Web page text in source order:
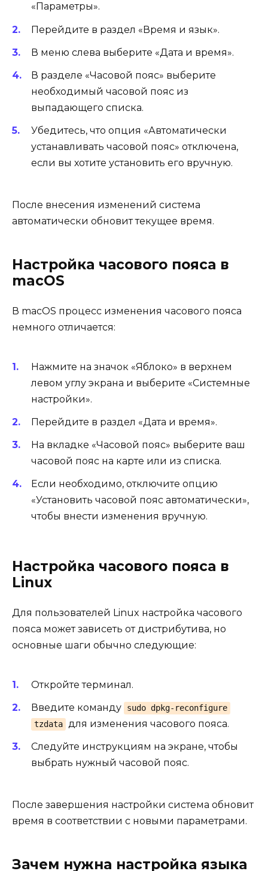
«Параметры».
Перейдите в раздел «Время и язык».
В меню слева выберите «Дата и время».
В разделе «Часовой пояс» выберите
необходимый часовой пояс из
выпадающего списка.
Убедитесь, что опция «Автоматически
устанавливать часовой пояс» отключена,
если вы хотите установить его вручную.
После внесения изменений система
автоматически обновит текущее время.
Настройка часового пояса в
macOS
В macOS процесс изменения часового пояса
немного отличается:
Нажмите на значок «Яблоко» в верхнем
левом углу экрана и выберите «Системные
настройки».
Перейдите в раздел «Дата и время».
На вкладке «Часовой пояс» выберите ваш
часовой пояс на карте или из списка.
Если необходимо, отключите опцию
«Установить часовой пояс автоматически»,
чтобы внести изменения вручную.
Настройка часового пояса в
Linux
Для пользователей Linux настройка часового
пояса может зависеть от дистрибутива, но
основные шаги обычно следующие:
Откройте терминал.
Введите команду
sudo dpkg-reconfigure
tzdata для изменения часового пояса.
Следуйте инструкциям на экране, чтобы
выбрать нужный часовой пояс.
После завершения настройки система обновит
время в соответствии с новыми параметрами.
Зачем нужна настройка языка